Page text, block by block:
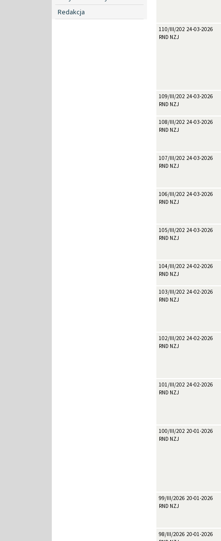
Redakcja
110/III/2026
RND NZJ
24-03-2026
109/III/2026
RND NZJ
24-03-2026
108/III/2026
RND NZJ
24-03-2026
107/III/2026
RND NZJ
24-03-2026
106/III/2026
RND NZJ
24-03-2026
105/III/2026
RND NZJ
24-03-2026
104/III/2026
RND NZJ
24-02-2026
103/III/2026
RND NZJ
24-02-2026
102/III/2026
RND NZJ
24-02-2026
101/III/2026
RND NZJ
24-02-2026
100/III/2026
RND NZJ
20-01-2026
99/III/2026
RND NZJ
20-01-2026
98/III/2026 20-01-2026